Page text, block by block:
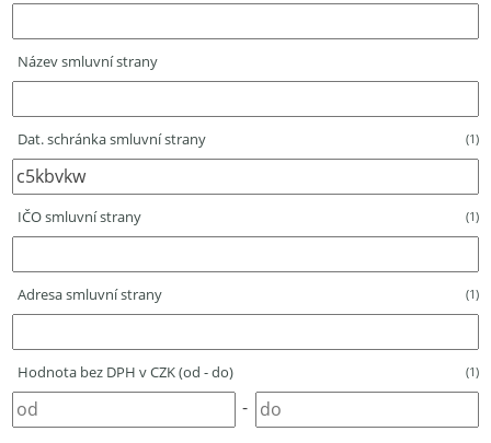
Název smluvní strany
Dat. schránka smluvní strany (1)
IČO smluvní strany (1)
Adresa smluvní strany (1)
Hodnota bez DPH v CZK (od - do) (1)
-